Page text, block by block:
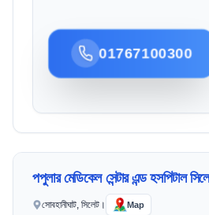
01767100300
পপুলার মেডিকেল সেন্টার এন্ড হসপিটাল
সোবহানীঘাট, সিলেট। Map